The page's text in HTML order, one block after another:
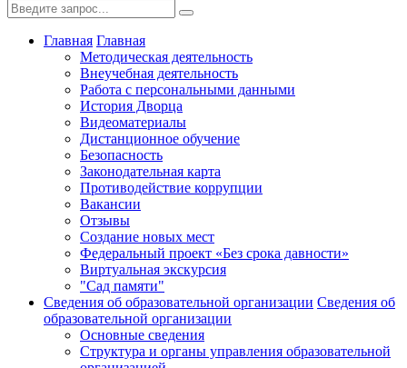
Главная Главная
Методическая деятельность
Внеучебная деятельность
Работа с персональными данными
История Дворца
Видеоматериалы
Дистанционное обучение
Безопасность
Законодательная карта
Противодействие коррупции
Вакансии
Отзывы
Создание новых мест
Федеральный проект «Без срока давности»
Виртуальная экскурсия
"Сад памяти"
Сведения об образовательной организации Сведения об
образовательной организации
Основные сведения
Структура и органы управления образовательной